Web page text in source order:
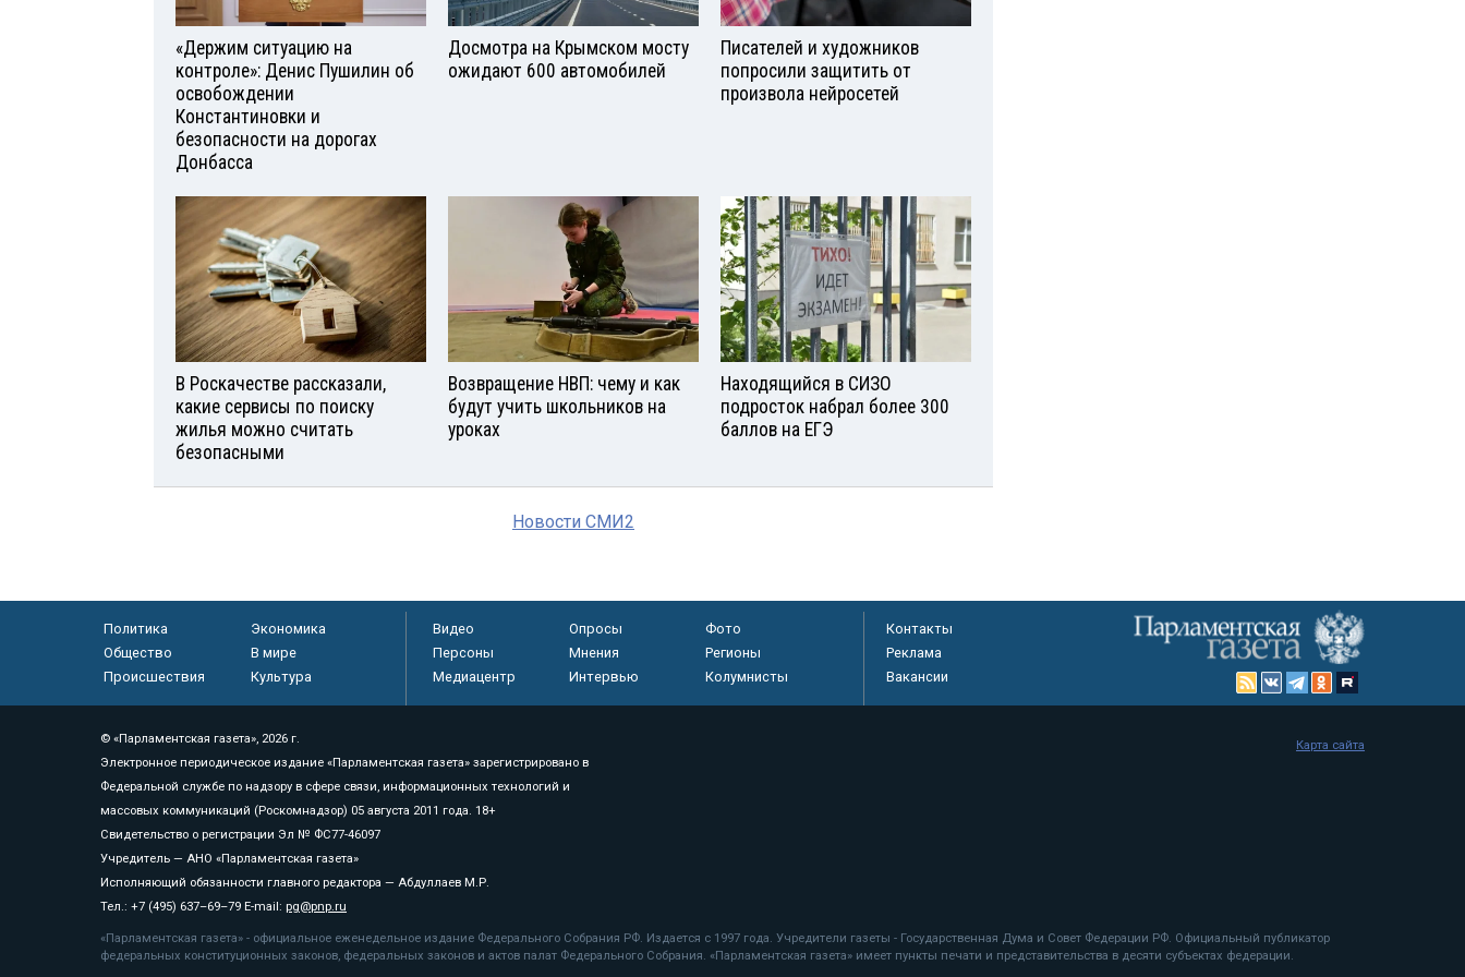
«Держим ситуацию на
контроле»: Денис Пушилин об
освобождении
Константиновки и
безопасности на дорогах
Донбасса
Досмотра на Крымском мосту
ожидают 600 автомобилей
Писателей и художников
попросили защитить от
произвола нейросетей
В Роскачестве рассказали,
какие сервисы по поиску
жилья можно считать
безопасными
Возвращение НВП: чему и как
будут учить школьников на
уроках
Находящийся в СИЗО
подросток набрал более 300
баллов на ЕГЭ
Новости СМИ2
Политика
Экономика
Общество
В мире
Происшествия
Культура
Видео Опросы
Фото
Персоны
Мнения
Регионы
Медиацентр
Интервью Колумнисты
Контакты
Реклама
Вакансии
© «Парламентская газета», 2026 г.
Электронное периодическое издание «Парламентская газета» зарегистрировано в
Федеральной службе по надзору в сфере связи, информационных технологий и
массовых коммуникаций (Роскомнадзор) 05 августа 2011 года. 18+
Свидетельство о регистрации Эл № ФС77-46097
Учредитель — АНО «Парламентская газета»
Исполняющий обязанности главного редактора — Абдуллаев М.Р.
Тел.: +7 (495) 637–69–79 E-mail: pg@pnp.ru
«Парламентская газета» - официальное еженедельное издание Федерального Собрания РФ. Издается с 1997 года. Учредители газеты - Государственная Дума и Совет Федерации РФ. Официальный публикатор
федеральных конституционных законов, федеральных законов и актов палат Федерального Собрания. «Парламентская газета» имеет пункты печати и представительства в десяти субъектах федерации.
Карта сайта